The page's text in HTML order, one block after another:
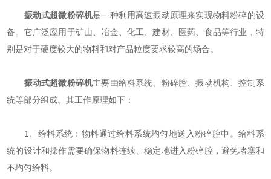
振动式超微粉碎机是一种利用高速振动原理来实现物料粉碎的设
备。它广泛应用于矿山、冶金、化工、建材、医药、食品等行业，特
别是对于硬度较大的物料和对产品粒度要求较高的场合。
振动式超微粉碎机主要由给料系统、粉碎腔、振动机构、控制系
统等部分组成。其工作原理如下：
1、给料系统：物料通过给料系统均匀地送入粉碎腔中。给料系
统的设计和操作需要确保物料连续、稳定地进入粉碎腔，避免堵塞和
不均匀给料。